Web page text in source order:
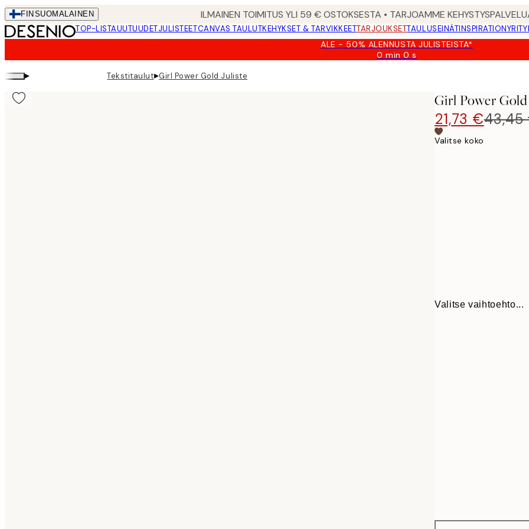
Skip
to
main
FIN SUOMALAINEN ILMAINEN TOIMITUS YLI 59 € OSTOKSESTA • TARJOAMME
TOP-LISTAUUTUUDETJULISTEETCANVAS TAULUTKEHYKSET & TARVIKKEETTARJOUKSETTAULUSEINÄTINSPIRATION
ALE - 50% ALENNUSTA JULISTEISTA*
0 min0 s
Voimassa
▸ Tekstitaulut▸Girl Power Gold Juliste
Girl Power
21,73 €43,45
Valitse koko
Valitse vaihtoehto...